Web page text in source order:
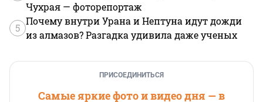
Чухрая — фоторепортаж
5
Почему внутри Урана и Нептуна идут дожди
из алмазов? Разгадка удивила даже ученых
ПРИСОЕДИНИТЬСЯ
Самые яркие фото и видео дня — в